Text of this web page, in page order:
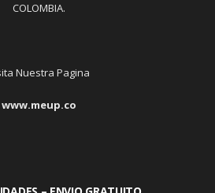
COLOMBIA.
Nuestra Pagina
www.meup.co